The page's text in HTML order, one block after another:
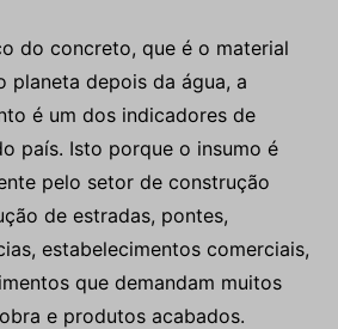
do concreto, que é o material
planeta depois da água, a
é um dos indicadores de
país. Isto porque o insumo é
pelo setor de construção
de estradas, pontes,
estabelecimentos comerciais,
que demandam muitos
e produtos acabados.